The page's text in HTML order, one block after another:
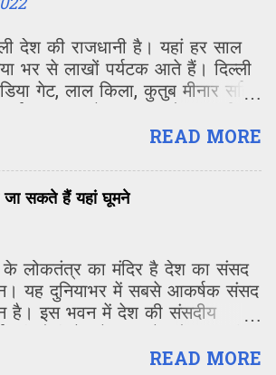
किसी भी कोने से आसानी से पहुंच
हैं। 1. वाराणसी बाबा विश्वनाथ की
वाराणसी को बनारस या काशी के नाम
जानते हैं। काशी दुनिया की सबसे
जीवंत नगरी के रूप में विख्यात है।
गंगा नदी के किनारे बसे का...
देश की राजधानी है। यहां हर साल
भर से लाखों पर्यटक आते हैं। दिल्ली
गेट, लाल किला, कुतुब मीनार सहित
भीड़ लगी रहती है। अब जब कोरोना
फिरने के लिए निकलने लगे हैं तो
में एक बार
READ MORE
सकते हैं यहां घूमने
लोकतंत्र का मंदिर है देश का संसद
यह दुनियाभर में सबसे आकर्षक संसद
है। इस भवन में देश की संसदीय
चुने गए प्रतिनिधि यहीं पर चर्चा करते हैं
READ MORE